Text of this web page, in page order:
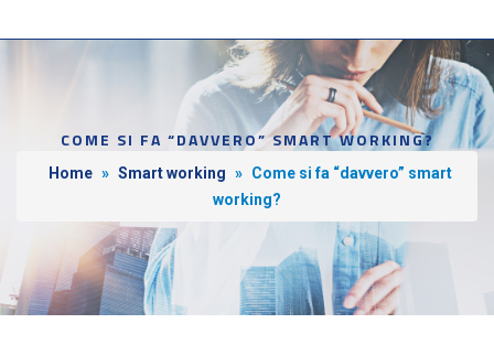
COME SI FA “DAVVERO” SMART WORKING?
Home » Smart working » Come si fa “davvero” smart
working?